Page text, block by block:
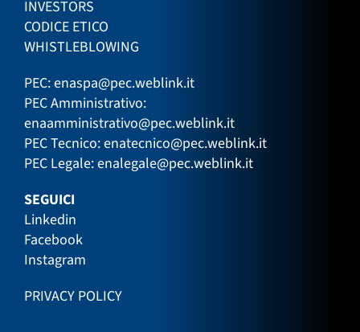
INVESTORS
CODICE ETICO
WHISTLEBLOWING
PEC:enaspa@pec.weblink.it
PEC Amministrativo:
enaamministrativo@pec.weblink.it
PEC Tecnico:enatecnico@pec.weblink.it
PEC Legale:enalegale@pec.weblink.it
SEGUICI
Linkedin
Facebook
Instagram
PRIVACY POLICY